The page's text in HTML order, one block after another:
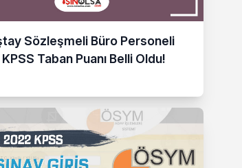
Sözleşmeli Büro Personeli
KPSS Taban Puanı Belli Oldu!